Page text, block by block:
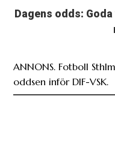
Dagens odds:
ANNONS. Fotboll
oddsen inför DIF-VSK.